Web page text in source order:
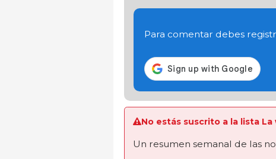
Para comentar debes
No estás suscrito a la lista
Un resumen semanal de las